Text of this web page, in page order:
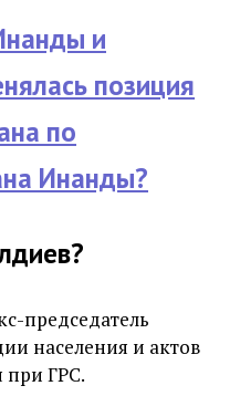
и
позиция
по
Инанды?
председатель
населения и актов
при ГРС.